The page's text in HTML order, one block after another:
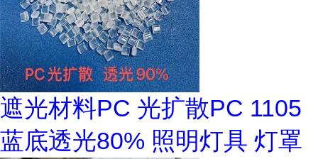
遮光材料PC 光扩散PC 1105
蓝底透光80% 照明灯具 灯罩